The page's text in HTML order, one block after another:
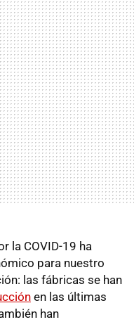
la COVID-19 ha
para nuestro
las fábricas se han
en las últimas
han